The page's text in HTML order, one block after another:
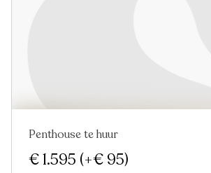
Nieuw
Penthouse te huur
€ 1.595 (+€ 95)